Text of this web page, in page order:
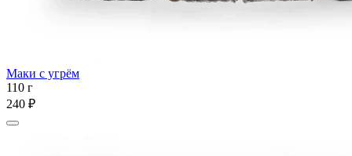
Маки с угрём
110 г
240 ₽